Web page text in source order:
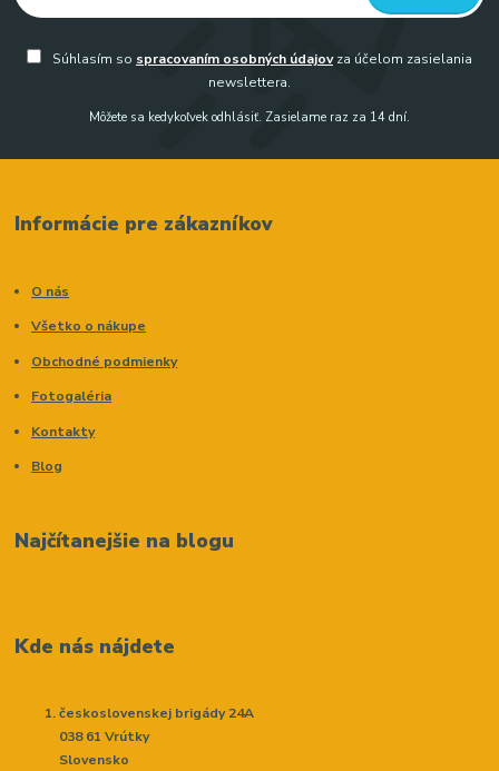
Súhlasím so spracovaním osobných údajovza účelom zasielania
newslettera.
Môžete sa kedykoľvek odhlásiť. Zasielame raz za 14 dní.
Informácie pre zákazníkov
O nás
Všetko o nákupe
Obchodné podmienky
Fotogaléria
Kontakty
Blog
Najčítanejšie na blogu
Kde nás nájdete
československej brigády 24A
038 61 Vrútky
Slovensko